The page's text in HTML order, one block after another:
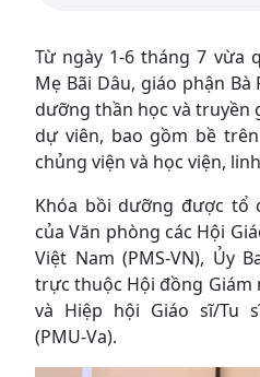
Từ ngày 1-6 tháng 7 vừa
Mẹ Bãi Dâu, giáo phận
dưỡng thần học và truyền
dự viên, bao gồm bề
chủng viện và học viện,
Khóa bồi dưỡng được tổ
của Văn phòng các Hội
Việt Nam (PMS-VN), Ủy
trực thuộc Hội đồng Giám
và Hiệp hội Giáo sĩ/Tu
(PMU-Va).